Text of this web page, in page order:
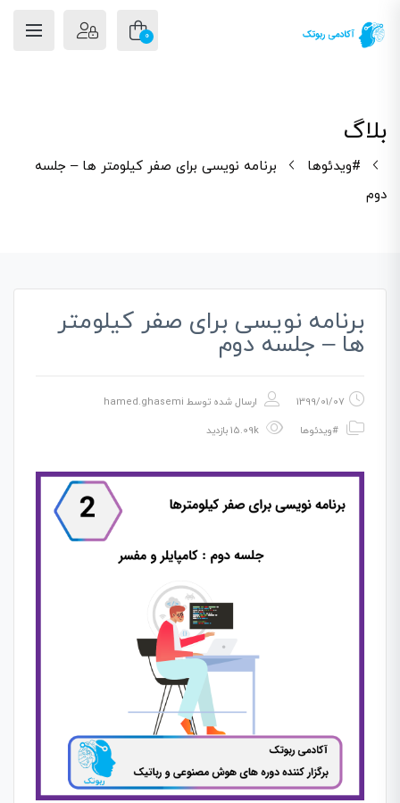
0
بلاگ
#ویدئوها
برنامه نویسی برای صفر کیلومتر ها – جلسه
دوم
برنامه نویسی برای صفر کیلومتر
ها – جلسه دوم
1399/01/07 ارسال شده توسط hamed.ghasemi
#ویدئوها